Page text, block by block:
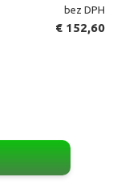
bez DPH
€ 152,60